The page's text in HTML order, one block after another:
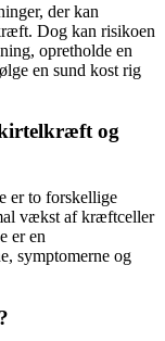
der kan
Dog kan risikoen
opretholde en
en sund kost rig
og
er to forskellige
vækst af kræftceller
er en
symptomerne og